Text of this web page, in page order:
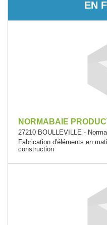
EN
NORMABAIE
27210 BOULLEVILLE -
Fabrication d'éléments en
construction